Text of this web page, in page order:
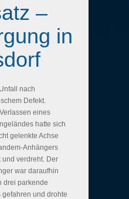
–
in
nach
Defekt.
eines
hatte sich
gelenkte Achse
Anhängers
und verdreht. Der
war daraufhin
drei parkende
gefahren und drohte